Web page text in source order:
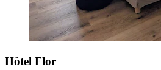
Hôtel Flor